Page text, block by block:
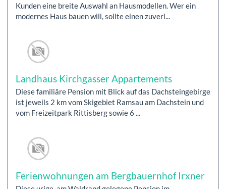
Kunden eine breite Auswahl an Hausmodellen. Wer ein
modernes Haus bauen will, sollte einen zuverl...
Landhaus Kirchgasser Appartements
Diese familiäre Pension mit Blick auf das Dachsteingebirge
ist jeweils 2 km vom Skigebiet Ramsau am Dachstein und
vom Freizeitpark Rittisberg sowie 6 ...
Ferienwohnungen am Bergbauernhof Irxner